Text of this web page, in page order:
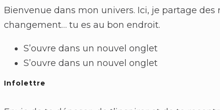
Bienvenue dans mon univers. Ici, je partage
changement… tu es au bon endroit.
S’ouvre dans un nouvel onglet
S’ouvre dans un nouvel onglet
Infolettre